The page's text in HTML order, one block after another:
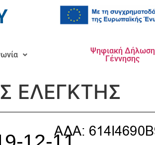
Ψηφιακή Δήλωση
Γέννησης
ΕΛΕΓΚΤΗΣ